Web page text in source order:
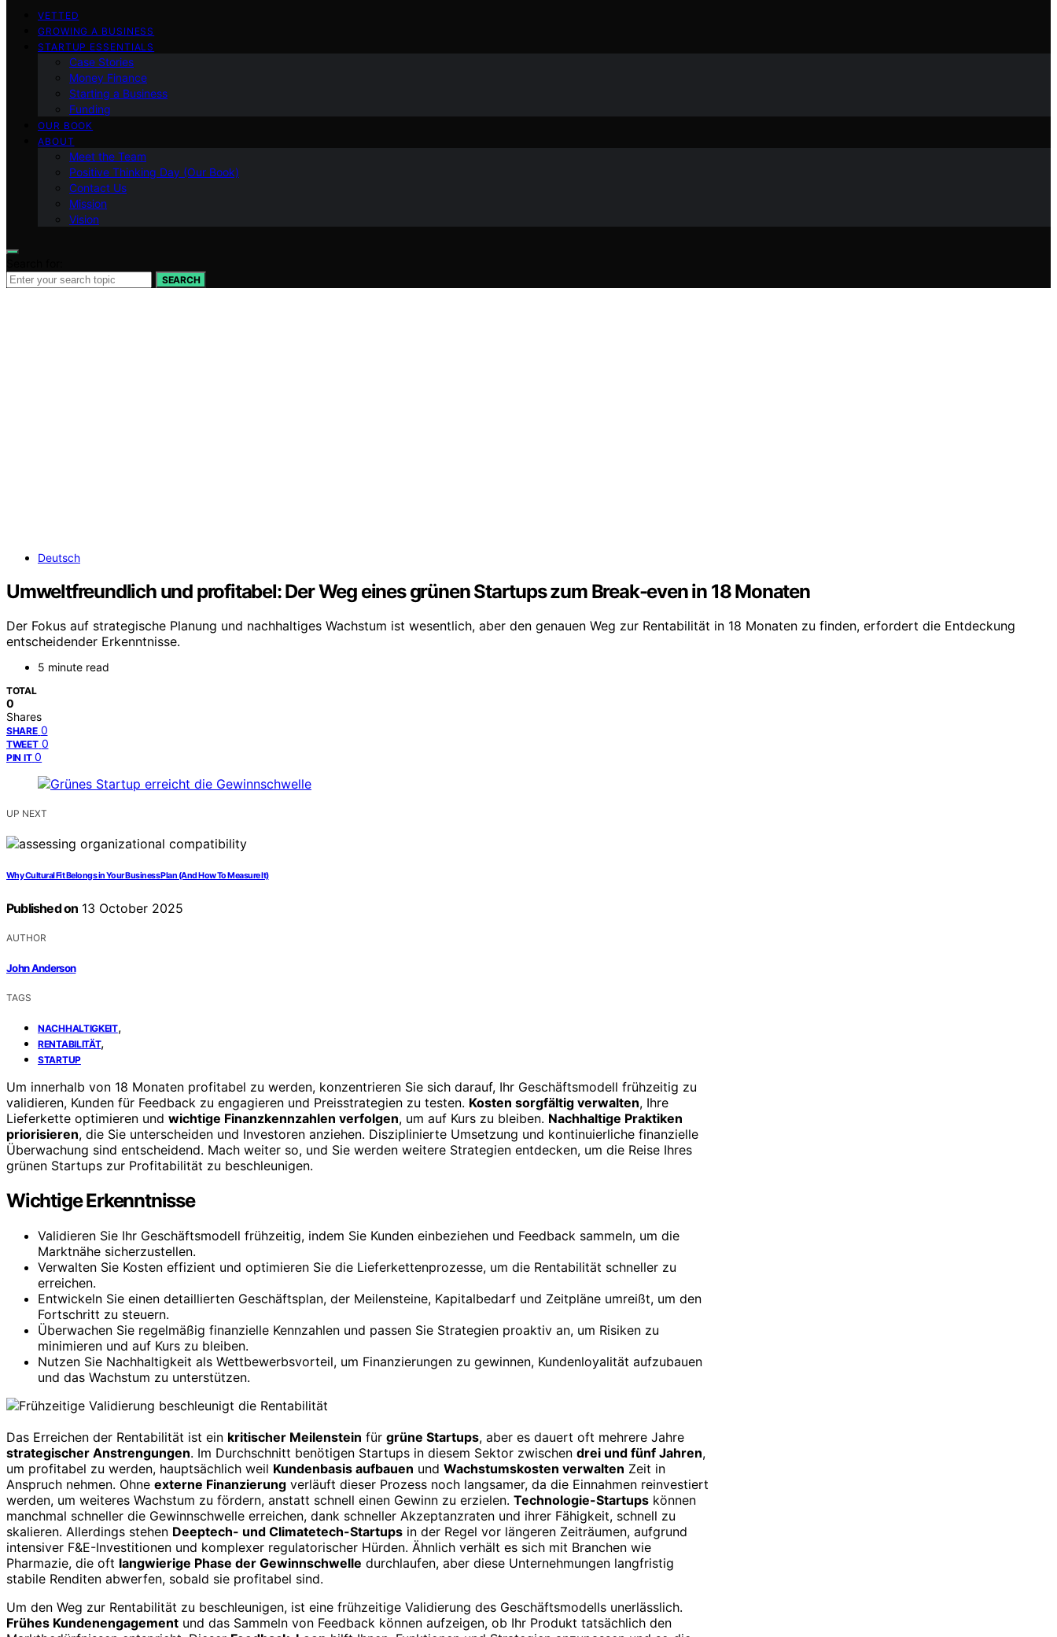
VETTED
GROWING A BUSINESS
STARTUP ESSENTIALS
Case Stories
Money Finance
Starting a Business
Funding
OUR BOOK
ABOUT
Meet the Team
Positive Thinking Day (Our Book)
Contact Us
Mission
Vision
SEARCH
Deutsch
Umweltfreundlich und profitabel: Der Weg eines grünen Startups zum Break-even in 18 Monaten
Der Fokus auf strategische Planung und nachhaltiges Wachstum ist wesentlich, aber den genauen Weg zur Rentabilität in 18 Monaten zu finden, erfordert die Entdeckung
entscheidender Erkenntnisse.
5 minute read
TOTAL
0
Shares
SHARE 0
TWEET 0
PIN IT 0
UP NEXT
Why Cultural Fit Belongs in Your Business Plan (And How To Measure It)
Published on 13 October 2025
AUTHOR
John Anderson
TAGS
NACHHALTIGKEIT,
RENTABILITÄT,
STARTUP
Um innerhalb von 18 Monaten profitabel zu werden, konzentrieren Sie sich darauf, Ihr Geschäftsmodell frühzeitig zu
validieren, Kunden für Feedback zu engagieren und Preisstrategien zu testen. Kosten sorgfältig verwalten, Ihre
Lieferkette optimieren und wichtige Finanzkennzahlen verfolgen, um auf Kurs zu bleiben. Nachhaltige Praktiken
priorisieren, die Sie unterscheiden und Investoren anziehen. Disziplinierte Umsetzung und kontinuierliche finanzielle
Überwachung sind entscheidend. Mach weiter so, und Sie werden weitere Strategien entdecken, um die Reise Ihres
grünen Startups zur Profitabilität zu beschleunigen.
Wichtige Erkenntnisse
Validieren Sie Ihr Geschäftsmodell frühzeitig, indem Sie Kunden einbeziehen und Feedback sammeln, um die
Marktnähe sicherzustellen.
Verwalten Sie Kosten effizient und optimieren Sie die Lieferkettenprozesse, um die Rentabilität schneller zu
erreichen.
Entwickeln Sie einen detaillierten Geschäftsplan, der Meilensteine, Kapitalbedarf und Zeitpläne umreißt, um den
Fortschritt zu steuern.
Überwachen Sie regelmäßig finanzielle Kennzahlen und passen Sie Strategien proaktiv an, um Risiken zu
minimieren und auf Kurs zu bleiben.
Nutzen Sie Nachhaltigkeit als Wettbewerbsvorteil, um Finanzierungen zu gewinnen, Kundenloyalität aufzubauen
und das Wachstum zu unterstützen.
Das Erreichen der Rentabilität ist ein kritischer Meilenstein für grüne Startups, aber es dauert oft mehrere Jahre
strategischer Anstrengungen. Im Durchschnitt benötigen Startups in diesem Sektor zwischen drei und fünf Jahren,
um profitabel zu werden, hauptsächlich weil Kundenbasis aufbauen und Wachstumskosten verwalten Zeit in
Anspruch nehmen. Ohne externe Finanzierung verläuft dieser Prozess noch langsamer, da die Einnahmen reinvestiert
werden, um weiteres Wachstum zu fördern, anstatt schnell einen Gewinn zu erzielen. Technologie-Startups können
manchmal schneller die Gewinnschwelle erreichen, dank schneller Akzeptanzraten und ihrer Fähigkeit, schnell zu
skalieren. Allerdings stehen Deeptech- und Climatetech-Startups in der Regel vor längeren Zeiträumen, aufgrund
intensiver F&E-Investitionen und komplexer regulatorischer Hürden. Ähnlich verhält es sich mit Branchen wie
Pharmazie, die oft langwierige Phase der Gewinnschwelle durchlaufen, aber diese Unternehmungen langfristig
stabile Renditen abwerfen, sobald sie profitabel sind.
Um den Weg zur Rentabilität zu beschleunigen, ist eine frühzeitige Validierung des Geschäftsmodells unerlässlich.
Frühes Kundenengagement und das Sammeln von Feedback können aufzeigen, ob Ihr Produkt tatsächlich den